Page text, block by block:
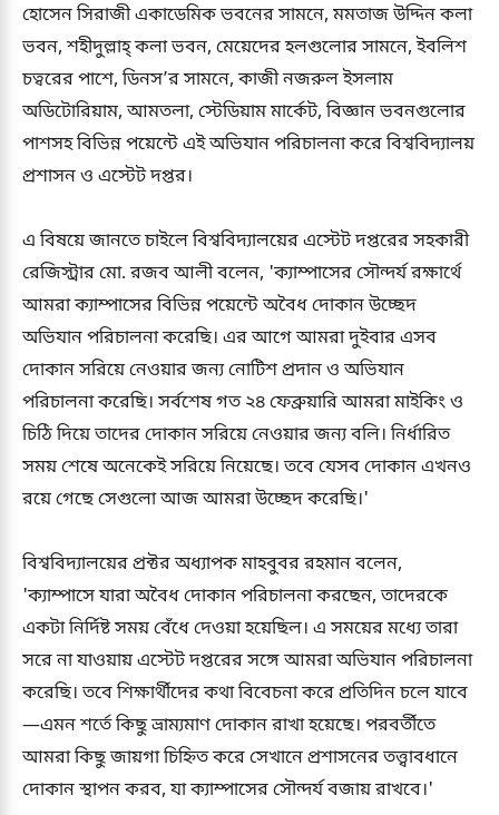
হোসেন সিরাজী একাডেমিক ভবনের সামনে, মমতাজ উদ্দিন কলা
ভবন, শহীদুল্লাহ্ কলা ভবন, মেয়েদের হলগুলোর সামনে, ইবলিশ
চত্বরের পাশে, ডিনস’র সামনে, কাজী নজরুল ইসলাম
অডিটোরিয়াম, আমতলা, স্টেডিয়াম মার্কেট, বিজ্ঞান ভবনগুলোর
পাশসহ বিভিন্ন পয়েন্টে এই অভিযান পরিচালনা করে বিশ্ববিদ্যালয়
প্রশাসন ও এস্টেট দপ্তর।
এ বিষয়ে জানতে চাইলে বিশ্ববিদ্যালয়ের এস্টেট দপ্তরের সহকারী
রেজিস্ট্রার মো. রজব আলী বলেন, 'ক্যাম্পাসের সৌন্দর্য রক্ষার্থে
আমরা ক্যাম্পাসের বিভিন্ন পয়েন্টে অবৈধ দোকান উচ্ছেদ
অভিযান পরিচালনা করেছি। এর আগে আমরা দুইবার এসব
দোকান সরিয়ে নেওয়ার জন্য নোটিশ প্রদান ও অভিযান
পরিচালনা করেছি। সর্বশেষ গত ২৪ ফেব্রুয়ারি আমরা মাইকিং ও
চিঠি দিয়ে তাদের দোকান সরিয়ে নেওয়ার জন্য বলি। নির্ধারিত
সময় শেষে অনেকেই সরিয়ে নিয়েছে। তবে যেসব দোকান এখনও
রয়ে গেছে সেগুলো আজ আমরা উচ্ছেদ করেছি।'
বিশ্ববিদ্যালয়ের প্রক্টর অধ্যাপক মাহবুবর রহমান বলেন,
'ক্যাম্পাসে যারা অবৈধ দোকান পরিচালনা করছেন, তাদেরকে
একটা নির্দিষ্ট সময় বেঁধে দেওয়া হয়েছিল। এ সময়ের মধ্যে তারা
সরে না যাওয়ায় এস্টেট দপ্তরের সঙ্গে আমরা অভিযান পরিচালনা
করেছি। তবে শিক্ষার্থীদের কথা বিবেচনা করে প্রতিদিন চলে যাবে
—এমন শর্তে কিছু ভ্রাম্যমাণ দোকান রাখা হয়েছে। পরবর্তীতে
আমরা কিছু জায়গা চিহ্নিত করে সেখানে প্রশাসনের তত্ত্বাবধানে
দোকান স্থাপন করব, যা ক্যাম্পাসের সৌন্দর্য বজায় রাখবে।'